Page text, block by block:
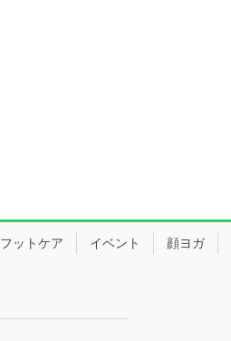
フットケア イベント 顔ヨガ